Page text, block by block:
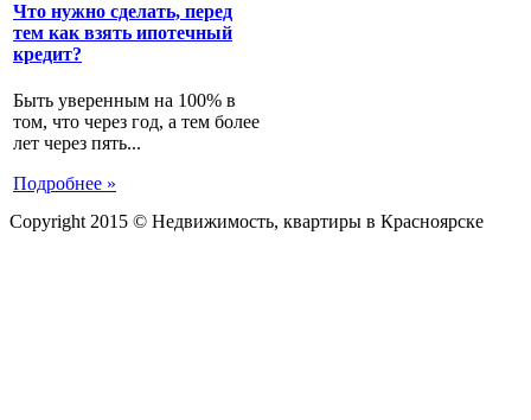
Что нужно сделать, перед
тем как взять ипотечный
кредит?
Быть уверенным на 100% в
том, что через год, а тем более
лет через пять...
Подробнее »
Copyright 2015 © Недвижимость, квартиры в Красноярске